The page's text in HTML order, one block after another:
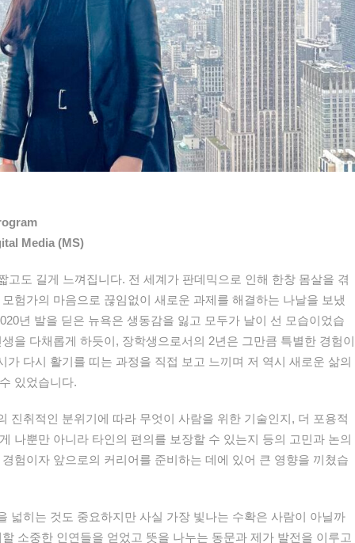
Media (MS)
고도 길게 느껴집니다. 전 세계가 판데믹으로 인해 한창 몸살을 겪
험가의 마음으로 끊임없이 새로운 과제를 해결하는 나날을 보냈
년 발을 딛은 뉴욕은 생동감을 잃고 모두가 날이 선 모습이었습
을 다채롭게 하듯이, 장학생으로서의 2년은 그만큼 특별한 경험이
가 다시 활기를 띠는 과정을 직접 보고 느끼며 저 역시 새로운 삶의
있었습니다.
진취적인 분위기에 따라 무엇이 사람을 위한 기술인지, 더 포용적
나뿐만 아니라 타인의 편의를 보장할 수 있는지 등의 고민과 논의
험이자 앞으로의 커리어를 준비하는 데에 있어 큰 영향을 끼쳤습
넓히는 것도 중요하지만 사실 가장 빛나는 수확은 사람이 아닐까
소중한 인연들을 얻었고 뜻을 나누는 동문과 제가 발전을 이루고